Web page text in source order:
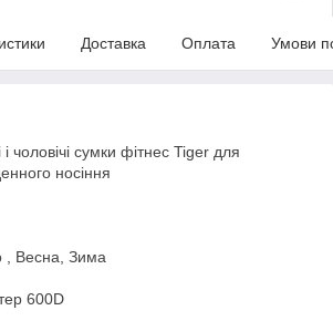
Доставка Оплата Умови
і чоловічі сумки фітнес Tiger для
носіння
, Весна, Зима
600D